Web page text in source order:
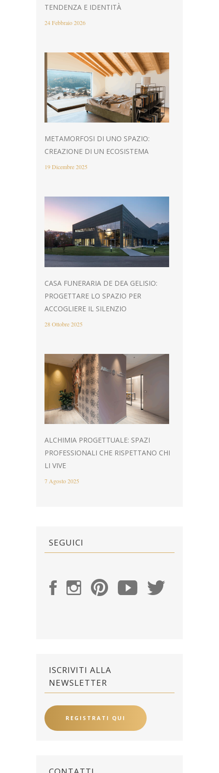
TENDENZA E IDENTITÀ
24 Febbraio 2026
METAMORFOSI DI UNO SPAZIO:
CREAZIONE DI UN ECOSISTEMA
19 Dicembre 2025
CASA FUNERARIA DE DEA GELISIO:
PROGETTARE LO SPAZIO PER
ACCOGLIERE IL SILENZIO
28 Ottobre 2025
ALCHIMIA PROGETTUALE: SPAZI
PROFESSIONALI CHE RISPETTANO CHI
LI VIVE
7 Agosto 2025
SEGUICI
ISCRIVITI ALLA
NEWSLETTER
REGISTRATI QUI